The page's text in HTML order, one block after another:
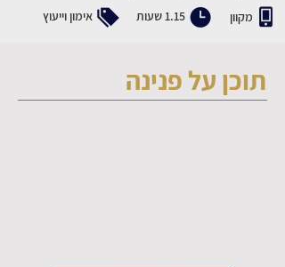
אימון וייעוץ 1.15 שעות מקוון
תוכן על פנינה